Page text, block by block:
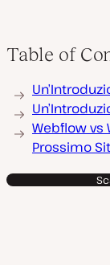
Table of
Webflow vs
Prossimo